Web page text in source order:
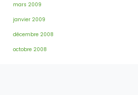
mars 2009
janvier 2009
décembre 2008
octobre 2008